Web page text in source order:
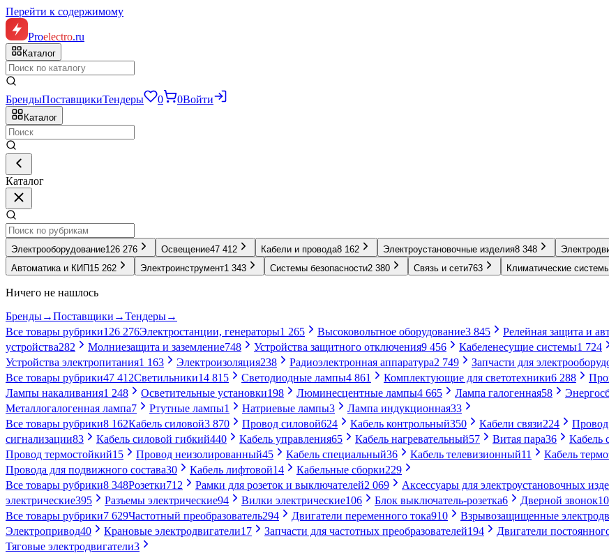
Перейти к содержимому
Proelectro.ru
Каталог
БрендыПоставщикиТендеры 0 0Войти
Каталог
Каталог
Электрооборудование126 276 Освещение47 412 Кабели и провода8 162 Электроустановочные изделия8 348
Автоматика и КИП 15 262 Электроинструмент1 343 Системы безопасности2 380 Связь и сети763 Климатические
Ничего не нашлось
Бренды→Поставщики →Тендеры→
Все товары рубрики126 276Электростанции, генераторы1 265 Высоковольтное оборудование3 845 Релейная защита и
устройства282 Молниезащита и заземление748 Устройства защитного отключения9 456 Кабеленесущие системы1 724
Устройства электропитания1 163 Электроизоляция238 Радиоэлектронная аппаратура2 749 Запчасти для
Все товары рубрики47 412Светильники14 815 Светодиодные лампы4 861 Комплектующие для светотехники6 288
Лампы накаливания1 248 Осветительные установки198 Люминесцентные лампы4 665 Лампа галогенная58
Металлогалогенная лампа7 Ртутные лампы1 Натриевые лампы3 Лампа индукционная33
Все товары рубрики8 162Кабель силовой3 870 Провод силовой624 Кабель контрольный350 Кабели связи224
сигнализации83 Кабель силовой гибкий440 Кабель управления65 Кабель нагревательный57 Витая пара36 Кабель
Провод термостойкий15 Провод неизолированный45 Кабель специальный36 Кабель телевизионный11 Кабель
Провода для подвижного состава30 Кабель лифтовой14 Кабельные сборки229
Все товары рубрики8 348Розетки712 Рамки для розеток и выключателей2 069 Аксессуары для электроустановочных
электрические395 Разъемы электрические94 Вилки электрические106 Блок выключатель-розетка6 Дверной звонок10
Все товары рубрики7 629Частотный преобразователь294 Двигатели переменного тока910 Взрывозащищенные
Электропривод40 Крановые электродвигатели17 Запчасти для частотных преобразователей194 Двигатели
Тяговые электродвигатели3